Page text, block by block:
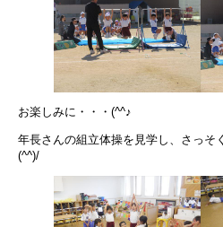
お楽しみに・・・(^^♪
年長さんの組立体操を見学し、さっそ
(^^)/